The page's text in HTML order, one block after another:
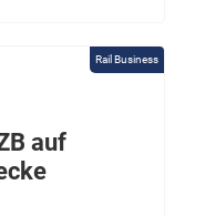
Rail Business
auf